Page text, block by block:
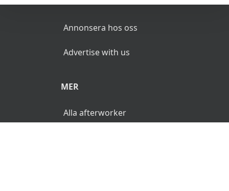
Annonsera hos oss
Advertise with us
MER
Alla afterworker